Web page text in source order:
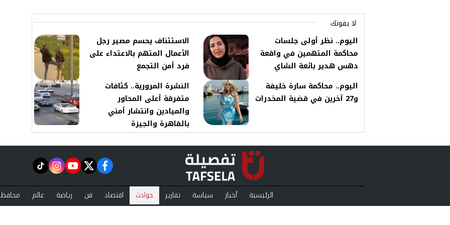
لا يفوتك
اليوم.. نظر أولى جلسات
محاكمة المتهمين في واقعة
دهس هدير بائعة الشاي
الاستئناف يحسم مصير رجل
الأعمال المتهم بالاعتداء على
فرد أمن التجمع
اليوم.. محاكمة سارة خليفة
و27 آخرين في قضية المخدرات
النشرة المرورية.. كثافات
متفرقة أعلى المحاور
والميادين وانتشار أمني
بالقاهرة والجيزة
facebook
twitter
youtube
instagram
tiktok
الرئيسية أخبار سياسة تقارير حوادث اقتصاد فن رياضة عالم